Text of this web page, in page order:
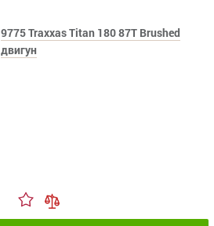
9775 Traxxas Titan 180 87T Brushed
двигун